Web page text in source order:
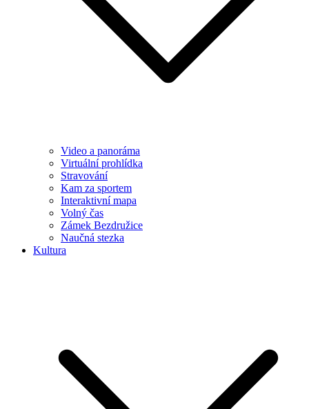
Video a panoráma
Virtuální prohlídka
Stravování
Kam za sportem
Interaktivní mapa
Volný čas
Zámek Bezdružice
Naučná stezka
Kultura